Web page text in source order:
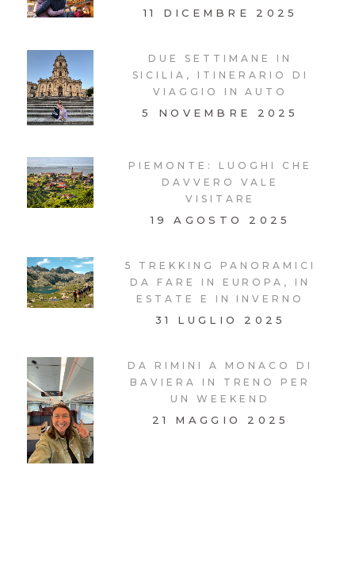
11 DICEMBRE 2025
DUE SETTIMANE IN
SICILIA, ITINERARIO DI
VIAGGIO IN AUTO
5 NOVEMBRE 2025
PIEMONTE: LUOGHI CHE
DAVVERO VALE
VISITARE
19 AGOSTO 2025
5 TREKKING PANORAMICI
DA FARE IN EUROPA, IN
ESTATE E IN INVERNO
31 LUGLIO 2025
DA RIMINI A MONACO DI
BAVIERA IN TRENO PER
UN WEEKEND
21 MAGGIO 2025